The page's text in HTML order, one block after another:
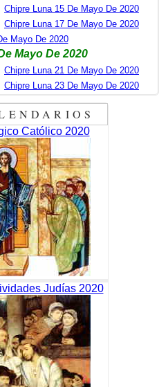
Chipre Luna 15 De Mayo De 2020
Chipre Luna 17 De Mayo De 2020
Mayo De 2020
Mayo De 2020
Chipre Luna 21 De Mayo De 2020
Chipre Luna 23 De Mayo De 2020
Católico 2020
Judías 2020